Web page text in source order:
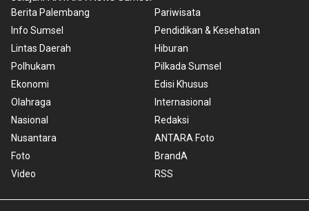
Berita Palembang
Info Sumsel
Lintas Daerah
Polhukam
Ekonomi
Olahraga
Nasional
Nusantara
Foto
Video
Pariwisata
Pendidikan & Kesehatan
Hiburan
Pilkada Sumsel
Edisi Khusus
Internasional
Redaksi
ANTARA Foto
BrandA
RSS